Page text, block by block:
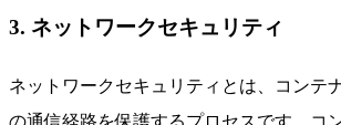
3. ネットワークセキュリティ
ネットワークセキュリティとは、コンテ
の通信経路を保護するプロセスです。コ